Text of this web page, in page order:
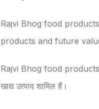
Rajvi Bhog food
products and future
Rajvi Bhog food products में
खाद्य उत्पाद शामिल हैं।